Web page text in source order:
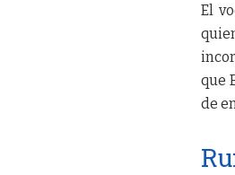
El
que
de